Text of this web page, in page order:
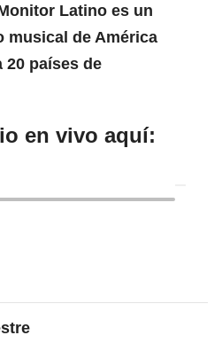
Latino es un
musical de América
20 países de
en vivo aquí: